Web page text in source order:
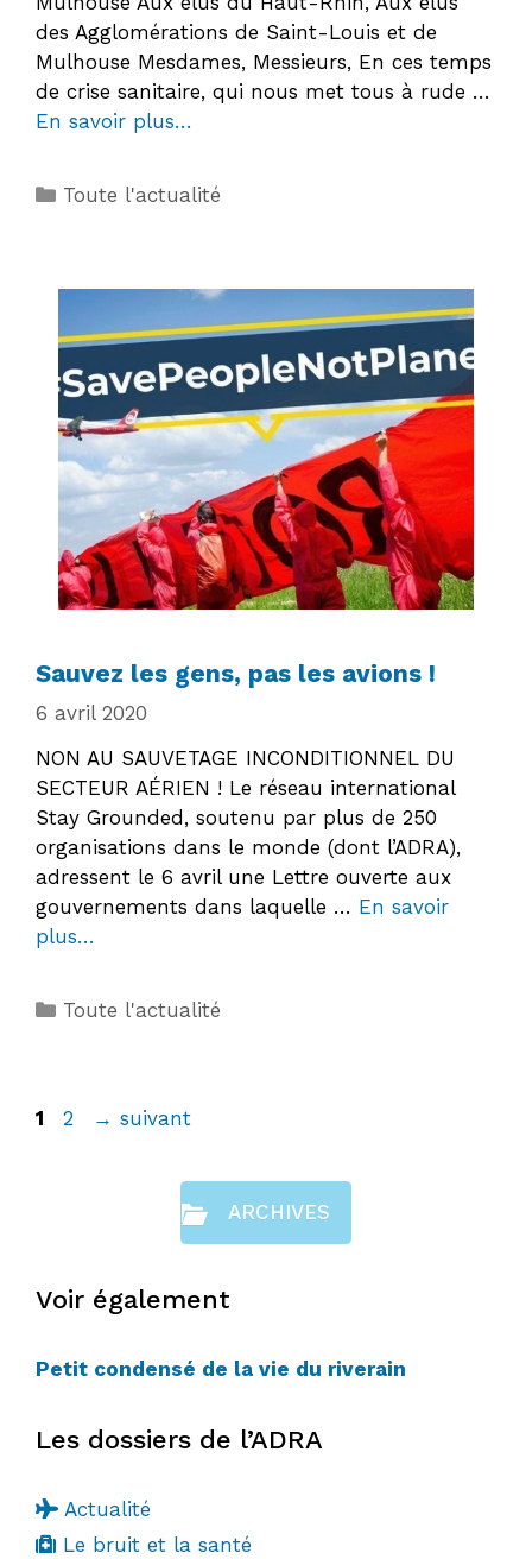
des Agglomérations de Saint-Louis et de
Mulhouse Mesdames, Messieurs, En ces temps
de crise sanitaire, qui nous met tous à rude …
En savoir plus…
Catégories
Toute l'actualité
Sauvez les gens, pas les avions !
6 avril 2020
NON AU SAUVETAGE INCONDITIONNEL DU
SECTEUR AÉRIEN ! Le réseau international
Stay Grounded, soutenu par plus de 250
organisations dans le monde (dont l’ADRA),
adressent le 6 avril une Lettre ouverte aux
gouvernements dans laquelle … En savoir
plus…
Catégories
Toute l'actualité
Page
1 Page
2 → suivant
ARCHIVES
Voir également
Petit condensé de la vie du riverain
Les dossiers de l’ADRA
Actualité
Le bruit et la santé